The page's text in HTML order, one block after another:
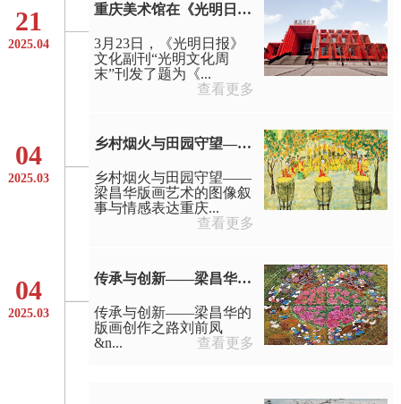
21
2025.04
重庆美术馆在《光明日报》发表专题文章
3月23日，《光明日报》
文化副刊“光明文化周
末”刊发了题为《...
查看更多
04
2025.03
乡村烟火与田园守望——梁昌华版画艺术的图像叙事与情感表达
乡村烟火与田园守望——
梁昌华版画艺术的图像叙
事与情感表达重庆...
查看更多
04
2025.03
传承与创新——梁昌华的版画创作之路
传承与创新——梁昌华的
版画创作之路刘前凤
&n...
查看更多